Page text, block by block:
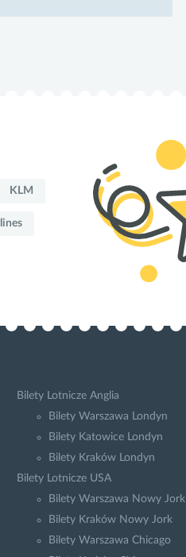
KLM
Bilety Lotnicze Anglia
Bilety Warszawa Londyn
Bilety Katowice Londyn
Bilety Kraków Londyn
Bilety Lotnicze USA
Bilety Warszawa Nowy Jork
Bilety Kraków Nowy Jork
Bilety Warszawa Chicago